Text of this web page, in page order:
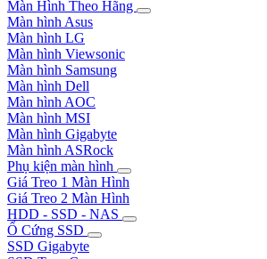
Màn Hình Theo Hãng
Màn hình Asus
Màn hình LG
Màn hình Viewsonic
Màn hình Samsung
Màn hình Dell
Màn hình AOC
Màn hình MSI
Màn hình Gigabyte
Màn hình ASRock
Phụ kiện màn hình
Giá Treo 1 Màn Hình
Giá Treo 2 Màn Hình
HDD - SSD - NAS
Ổ Cứng SSD
SSD Gigabyte